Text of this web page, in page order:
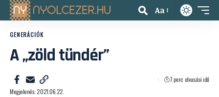
Aa
GENERÁCIÓK
A „zöld tündér”
Megjelenés: 2021.06.22.
7 perc olvasási idő